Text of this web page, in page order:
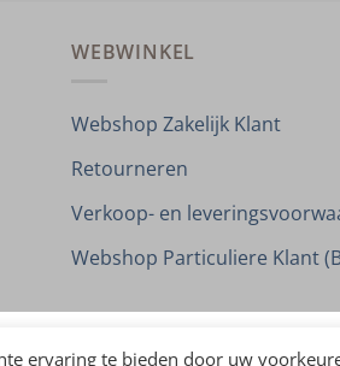
WEBWINKEL
Webshop Zakelijk Klant
Retourneren
Verkoop- en
Webshop Particuliere Klant
ervaring te bieden door uw